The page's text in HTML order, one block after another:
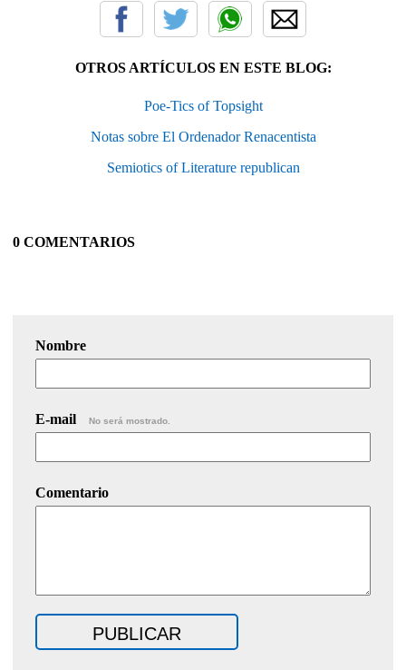
OTROS ARTÍCULOS EN ESTE BLOG:
Poe-Tics of Topsight
Notas sobre El Ordenador Renacentista
Semiotics of Literature republican
0 COMENTARIOS
Nombre
E-mail No será mostrado.
Comentario